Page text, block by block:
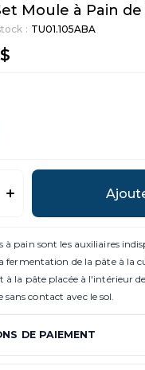
Moule à Pain de
TU01.105ABA
à pain sont les auxiliaires
fermentation de la pâte à la
à la pâte placée à l'intérieur
sans contact avec le sol.
DE PAIEMENT